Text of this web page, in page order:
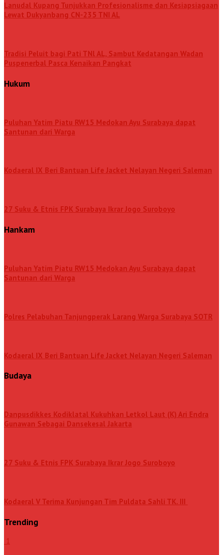
Lanudal Kupang Tunjukkan Profesionalisme dan Kesiapsiagaan
Lewat Dukyanbang CN-235 TNI AL
Tradisi Peluit bagi Pati TNl AL, Sambut Kedatangan Wadan
Puspenerbal Pasca Kenaikan Pangkat
Hukum
Puluhan Yatim Piatu RW15 Medokan Ayu Surabaya dapat
Santunan dari Warga
Kodaeral IX Beri Bantuan Life Jacket Nelayan Negeri Saleman
27 Suku & Etnis FPK Surabaya Ikrar Jogo Suroboyo
Hankam
Puluhan Yatim Piatu RW15 Medokan Ayu Surabaya dapat
Santunan dari Warga
Polres Pelabuhan Tanjungperak Larang Warga Surabaya SOTR
Kodaeral IX Beri Bantuan Life Jacket Nelayan Negeri Saleman
Budaya
Danpusdikkes Kodiklatal Kukuhkan Letkol Laut (K) Ari Endra
Gunawan Sebagai Dansekesal Jakarta
27 Suku & Etnis FPK Surabaya Ikrar Jogo Suroboyo
Kodaeral V Terima Kunjungan Tim Puldata Sahli TK. III
Trending
1